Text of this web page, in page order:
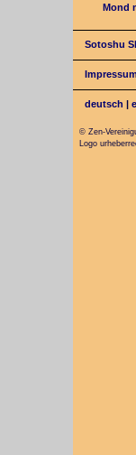
Mond
Sotoshu
Impressum
deutsch |
© Zen-
Logo